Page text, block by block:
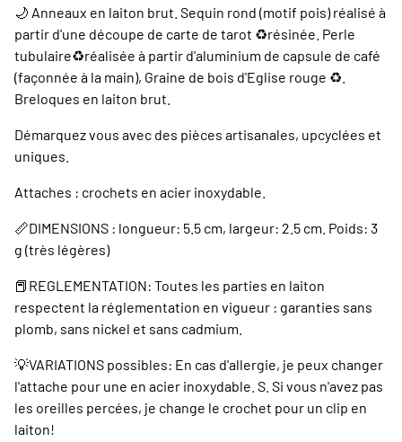
🌙 Anneaux en laiton brut. Sequin rond (motif pois) réalisé à
partir d'une découpe de carte de tarot ♻️résinée. Perle
tubulaire♻️réalisée à partir d'aluminium de capsule de café
(façonnée à la main), Graine de bois d'Eglise rouge ♻️.
Breloques en laiton brut.
Démarquez vous avec des pièces artisanales, upcyclées et
uniques.
Attaches : crochets en acier inoxydable.
📏DIMENSIONS : longueur: 5.5 cm, largeur: 2.5 cm. Poids: 3
g (très légères)
📕REGLEMENTATION: Toutes les parties en laiton
respectent la réglementation en vigueur : garanties sans
plomb, sans nickel et sans cadmium.
💡VARIATIONS possibles: En cas d'allergie, je peux changer
l'attache pour une en acier inoxydable. S. Si vous n'avez pas
les oreilles percées, je change le crochet pour un clip en
laiton!